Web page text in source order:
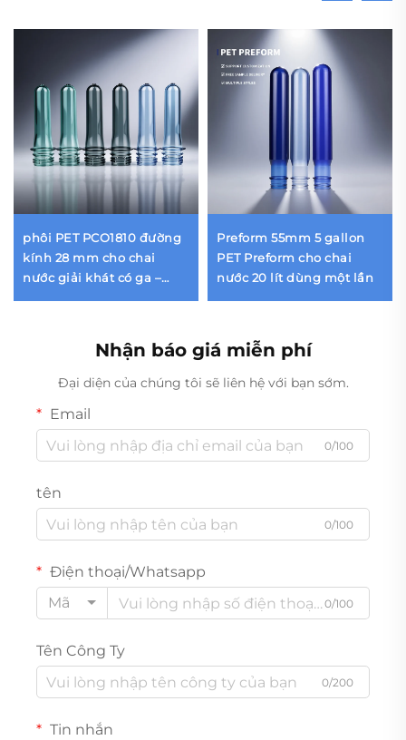
phôi PET PCO1810 đường
kính 28 mm cho chai
nước giải khát có ga –
khối lượng từ 13 g đến 55
Preform 55mm 5 gallon
PET Preform cho chai
nước 20 lít dùng một lần
Nhận báo giá miễn phí
Đại diện của chúng tôi sẽ liên hệ với bạn sớm.
Email
0/100
tên
0/100
Điện thoại/Whatsapp
Mã
0/100
Tên Công Ty
0/200
Tin nhắn